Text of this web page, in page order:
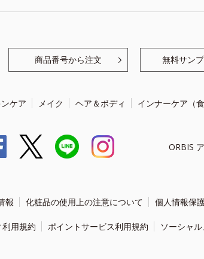
商品番号から注文 無料サン
ケア メイク ヘア＆ボディ インナーケア（食
ORBIS
報 化粧品の使用上の注意について 個人情報保
用規約 ポイントサービス利用規約 ソーシャ